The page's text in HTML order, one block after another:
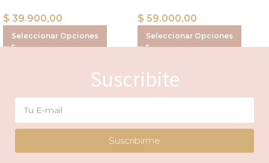
$ 39.900,00
Seleccionar Opciones
Vichy
$ 59.000,00
Seleccionar Opciones
Suscribite
Suscribirme